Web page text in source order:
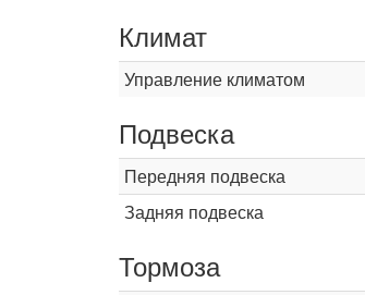
Климат
Управление климатом
Подвеска
Передняя подвеска
Задняя подвеска
Тормоза